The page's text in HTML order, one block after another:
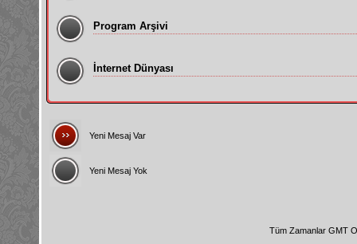
Program Arşivi
İnternet Dünyası
Yeni Mesaj Var
Yeni Mesaj Yok
Tüm Zamanlar GMT